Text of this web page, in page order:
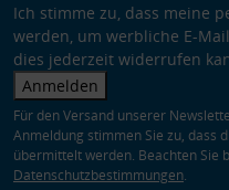
Ich stimme zu, dass meine
werden, um werbliche E-
dies jederzeit widerrufen
Anmelden
Für den Versand unserer
Anmeldung stimmen Sie zu, dass
übermittelt werden. Beachten Sie
Datenschutzbestimmungen.